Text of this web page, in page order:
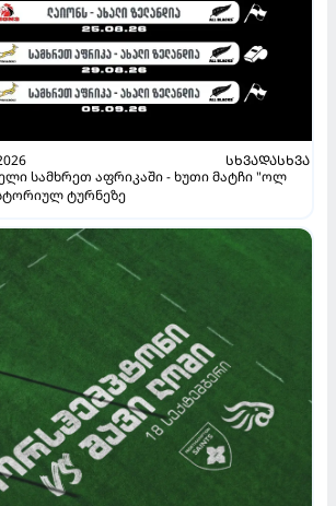
ᲡᲮᲕᲐᲓᲐᲡᲮᲕᲐ
სამხრეთ აფრიკაში - ხუთი მატჩი "ოლ
ტურნეზე